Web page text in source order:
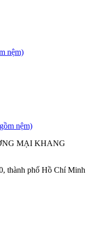
nệm)
nệm)
MẠI KHANG
thành phố Hồ Chí Minh